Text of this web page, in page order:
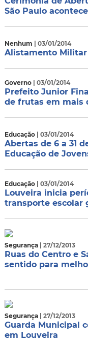
São Paulo
Nenhum | 03/01/2014
Alistamento Militar
Governo | 03/01/2014
Prefeito Junior
de frutas em mais
Educação | 03/01/2014
Abertas de 6 a 31
Educação de
Educação | 03/01/2014
Louveira inicia
transporte escolar
Segurança | 27/12/2013
Ruas do Centro e
sentido para
Segurança | 27/12/2013
Guarda Municipal
em Louveira